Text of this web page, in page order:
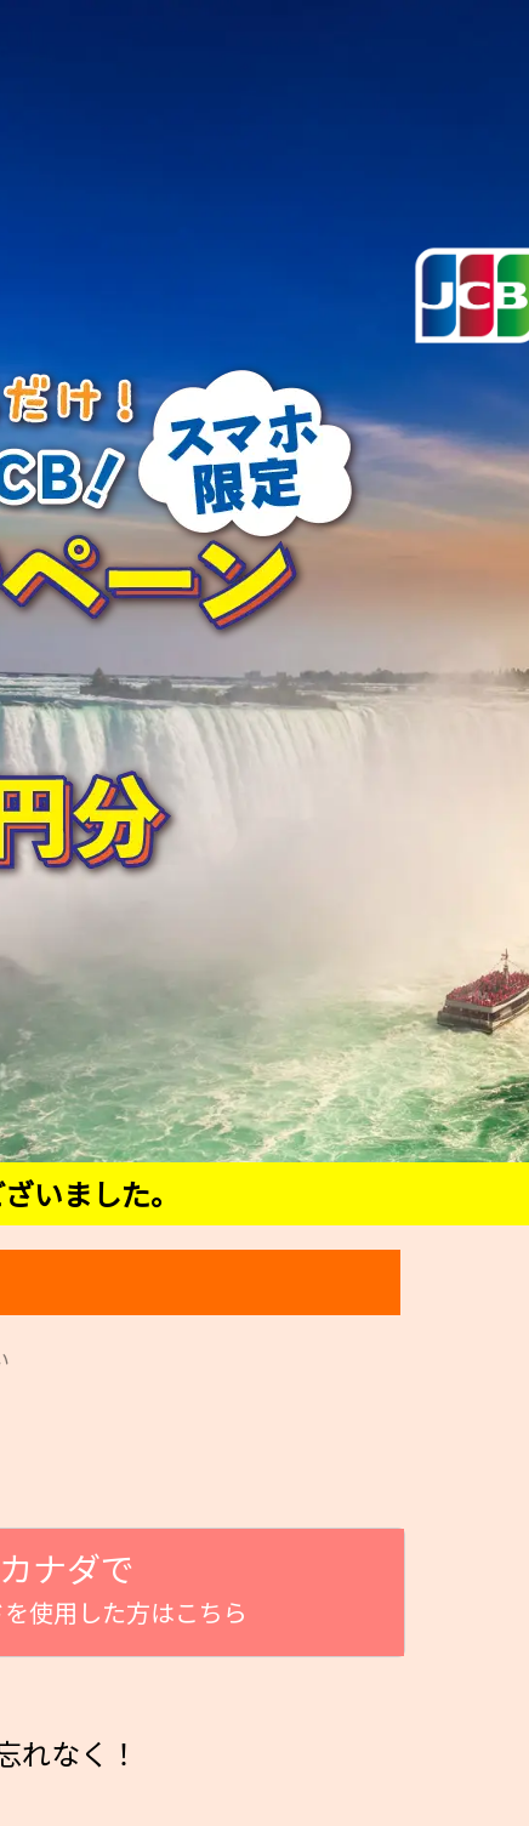
いました。
カナダで
使用した方はこちら
れなく！